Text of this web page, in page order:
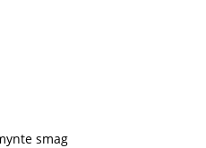
smag